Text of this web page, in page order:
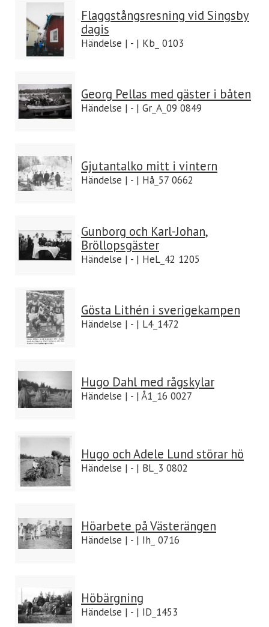
Flaggstångsresning vid Singsby
dagis
Händelse | - | Kb_ 0103
Georg Pellas med gäster i båten
Händelse | - | Gr_A_09 0849
Gjutantalko mitt i vintern
Händelse | - | Hå_57 0662
Gunborg och Karl-Johan,
Bröllopsgäster
Händelse | - | HeL_42 1205
Gösta Lithén i sverigekampen
Händelse | - | L4_1472
Hugo Dahl med rågskylar
Händelse | - | Å1_16 0027
Hugo och Adele Lund störar hö
Händelse | - | BL_3 0802
Höarbete på Västerängen
Händelse | - | Ih_ 0716
Höbärgning
Händelse | - | ID_1453